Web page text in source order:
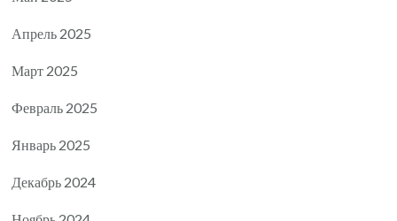
Апрель 2025
Март 2025
Февраль 2025
Январь 2025
Декабрь 2024